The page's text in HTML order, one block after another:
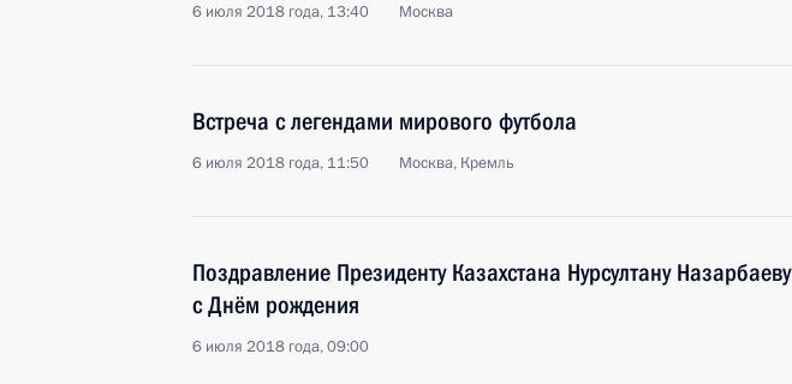
6 июля 2018 года, 13:40 Москва
Встреча с легендами мирового футбола
6 июля 2018 года, 11:50 Москва, Кремль
Поздравление Президенту Казахстана Нурсултану Назарбаеву
с Днём рождения
6 июля 2018 года, 09:00